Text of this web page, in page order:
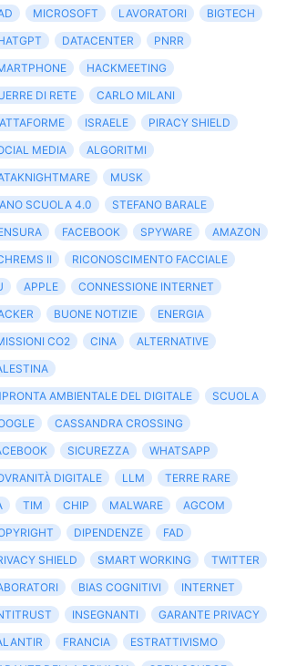
MICROSOFT LAVORATORI
BIGTECH
DATACENTER
PNRR
HACKMEETING
DI RETE
CARLO MILANI
ISRAELE
PIRACY SHIELD
MEDIA
ALGORITMI
MUSK
SCUOLA 4.0
STEFANO BARALE
FACEBOOK SPYWARE
AMAZON
II
RICONOSCIMENTO FACCIALE
APPLE
CONNESSIONE INTERNET
BUONE NOTIZIE
ENERGIA
CO2
CINA
ALTERNATIVE
AMBIENTALE DEL DIGITALE
SCUOLA
CASSANDRA CROSSING
SICUREZZA
WHATSAPP
DIGITALE
LLM
TERRE RARE
TIM CHIP MALWARE
AGCOM
DIPENDENZE
FAD
SHIELD
SMART WORKING
TWITTER
BIAS COGNITIVI
INTERNET
INSEGNANTI
GARANTE PRIVACY
FRANCIA
ESTRATTIVISMO